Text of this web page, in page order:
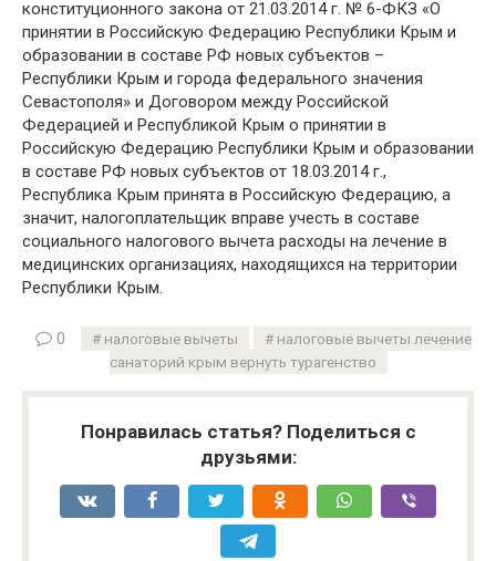
конституционного закона от 21.03.2014 г. № 6-ФКЗ «О
принятии в Российскую Федерацию Республики Крым и
образовании в составе РФ новых субъектов –
Республики Крым и города федерального значения
Севастополя» и Договором между Российской
Федерацией и Республикой Крым о принятии в
Российскую Федерацию Республики Крым и образовании
в составе РФ новых субъектов от 18.03.2014 г.,
Республика Крым принята в Российскую Федерацию, а
значит, налогоплательщик вправе учесть в составе
социального налогового вычета расходы на лечение в
медицинских организациях, находящихся на территории
Республики Крым.
0 налоговые вычеты
налоговые вычеты лечение
санаторий крым вернуть турагенство
Понравилась статья? Поделиться с
друзьями: